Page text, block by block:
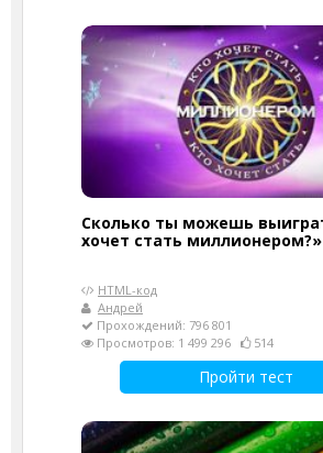
Сколько ты можешь
хочет стать миллионером?»
HTML-код
Андрей
Прохождений: 796 801
Просмотров: 1 499 296
514
Пройти тест